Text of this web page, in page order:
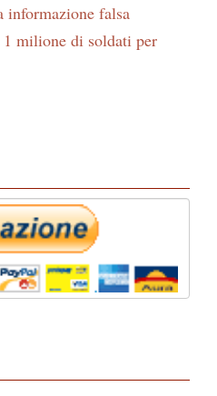
informazione falsa
milione di soldati per